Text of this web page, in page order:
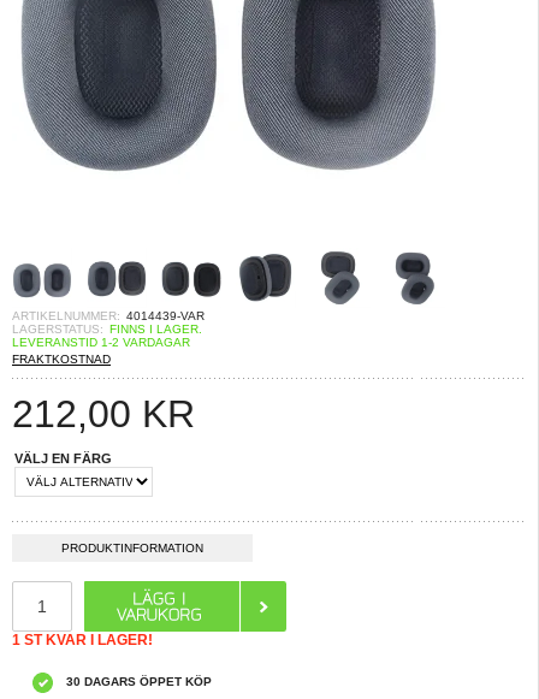
ARTIKELNUMMER: 4014439-VAR
LAGERSTATUS: FINNS I LAGER.
LEVERANSTID 1-2 VARDAGAR
FRAKTKOSTNAD
212,00 KR
VÄLJ EN FÄRG
PRODUKTINFORMATION
1 ST KVAR I LAGER!
30 DAGARS ÖPPET KÖP